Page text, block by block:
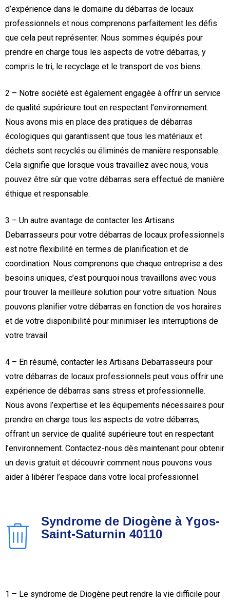
d’expérience dans le domaine du débarras de locaux
professionnels et nous comprenons parfaitement les défis
que cela peut représenter. Nous sommes équipés pour
prendre en charge tous les aspects de votre débarras, y
compris le tri, le recyclage et le transport de vos biens.
2 – Notre société est également engagée à offrir un service
de qualité supérieure tout en respectant l’environnement.
Nous avons mis en place des pratiques de débarras
écologiques qui garantissent que tous les matériaux et
déchets sont recyclés ou éliminés de manière responsable.
Cela signifie que lorsque vous travaillez avec nous, vous
pouvez être sûr que votre débarras sera effectué de manière
éthique et responsable.
3 – Un autre avantage de contacter les Artisans
Debarrasseurs pour votre débarras de locaux professionnels
est notre flexibilité en termes de planification et de
coordination. Nous comprenons que chaque entreprise a des
besoins uniques, c’est pourquoi nous travaillons avec vous
pour trouver la meilleure solution pour votre situation. Nous
pouvons planifier votre débarras en fonction de vos horaires
et de votre disponibilité pour minimiser les interruptions de
votre travail.
4 – En résumé, contacter les Artisans Debarrasseurs pour
votre débarras de locaux professionnels peut vous offrir une
expérience de débarras sans stress et professionnelle.
Nous avons l’expertise et les équipements nécessaires pour
prendre en charge tous les aspects de votre débarras,
offrant un service de qualité supérieure tout en respectant
l’environnement. Contactez-nous dès maintenant pour obtenir
un devis gratuit et découvrir comment nous pouvons vous
aider à libérer l’espace dans votre local professionnel.
Syndrome de Diogène à Ygos-
Saint-Saturnin 40110
1 – Le syndrome de Diogène peut rendre la vie difficile pour